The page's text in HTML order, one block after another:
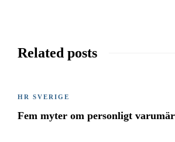
Related posts
HR SVERIGE
Fem myter om personligt